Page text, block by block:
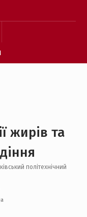
жирів та
полiтехнiчний